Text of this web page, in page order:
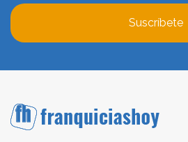
Suscríbete